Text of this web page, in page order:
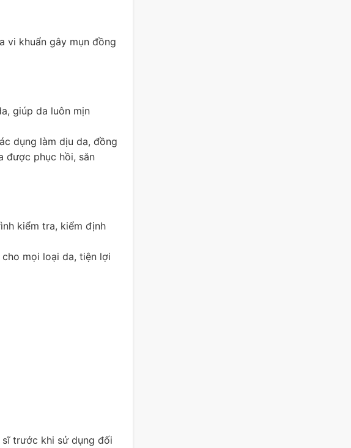
vi khuẩn gây mụn đồng
giúp da luôn mịn
dụng làm dịu da, đồng
được phục hồi, săn
kiểm tra, kiểm định
mọi loại da, tiện lợi
trước khi sử dụng đối